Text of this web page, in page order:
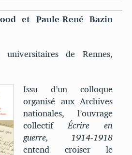
et Paule-René Bazin
universitaires de Rennes,
Issu d’un colloque
organisé aux Archives
nationales, l’ouvrage
collectifÉcrire en
guerre, 1914-1918
entend croiser le